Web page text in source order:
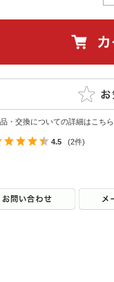
・交換についての詳細はこちら
4.5 (2件)